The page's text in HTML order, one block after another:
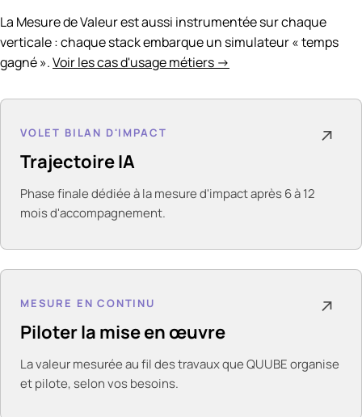
La Mesure de Valeur est aussi instrumentée sur chaque
verticale : chaque stack embarque un simulateur « temps
gagné ».Voir les cas d'usage métiers →
VOLET BILAN D'IMPACT
Trajectoire IA
Phase finale dédiée à la mesure d'impact après 6 à 12
mois d'accompagnement.
↗
MESURE EN CONTINU
Piloter la mise en œuvre
La valeur mesurée au fil des travaux que QUUBE organise
et pilote, selon vos besoins.
↗